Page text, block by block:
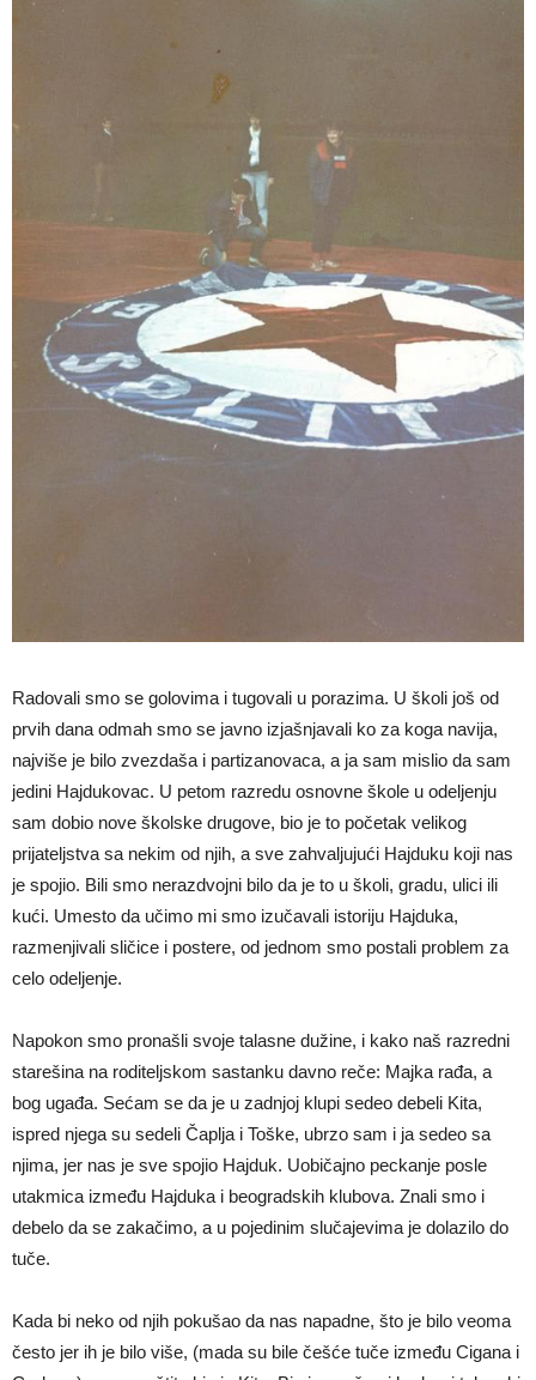
Radovali smo se golovima i tugovali u porazima. U školi još od
prvih dana odmah smo se javno izjašnjavali ko za koga navija,
najviše je bilo zvezdaša i partizanovaca, a ja sam mislio da sam
jedini Hajdukovac. U petom razredu osnovne škole u odeljenju
sam dobio nove školske drugove, bio je to početak velikog
prijateljstva sa nekim od njih, a sve zahvaljujući Hajduku koji nas
je spojio. Bili smo nerazdvojni bilo da je to u školi, gradu, ulici ili
kući. Umesto da učimo mi smo izučavali istoriju Hajduka,
razmenjivali sličice i postere, od jednom smo postali problem za
celo odeljenje.
Napokon smo pronašli svoje talasne dužine, i kako naš razredni
starešina na roditeljskom sastanku davno reče: Majka rađa, a
bog ugađa. Sećam se da je u zadnjoj klupi sedeo debeli Kita,
ispred njega su sedeli Čaplja i Toške, ubrzo sam i ja sedeo sa
njima, jer nas je sve spojio Hajduk. Uobičajno peckanje posle
utakmica između Hajduka i beogradskih klubova. Znali smo i
debelo da se zakačimo, a u pojedinim slučajevima je dolazilo do
tuče.
Kada bi neko od njih pokušao da nas napadne, što je bilo veoma
često jer ih je bilo više, (mada su bile češće tuče između Cigana i